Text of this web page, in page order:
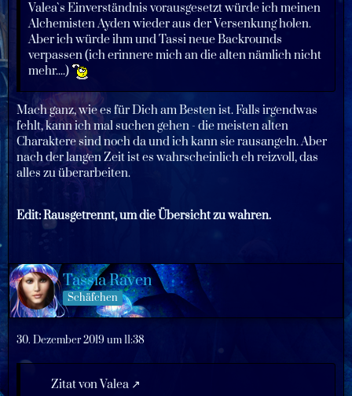
Valea`s Einverständnis vorausgesetzt würde ich meinen
Alchemisten Ayden wieder aus der Versenkung holen.
Aber ich würde ihm und Tassi neue Backrounds
verpassen (ich erinnere mich an die alten nämlich nicht
mehr....)
Mach ganz, wie es für Dich am Besten ist. Falls irgendwas
fehlt, kann ich mal suchen gehen - die meisten alten
Charaktere sind noch da und ich kann sie rausangeln. Aber
nach der langen Zeit ist es wahrscheinlich eh reizvoll, das
alles zu überarbeiten.
Edit: Rausgetrennt, um die Übersicht zu wahren.
Tassia Raven
Schäfchen
30. Dezember 2019 um 11:38
Zitat von Valea